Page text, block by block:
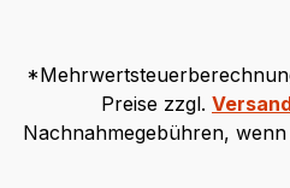
Preise zzgl.
Nachnahmegebühren,